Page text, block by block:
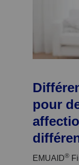
pour
EMUAID®